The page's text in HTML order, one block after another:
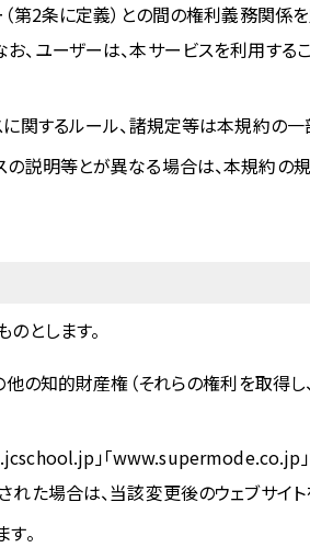
第2条に定義）との間の権利義務関係
ユーザーは、本サービスを利用する
関するルール、諸規定等は本規約の一
説明等とが異なる場合は、本規約の
とします。
他の知的財産権（それらの権利を取得
」「www.supermode.co.jp
た場合は、当該変更後のウェブサイト
。